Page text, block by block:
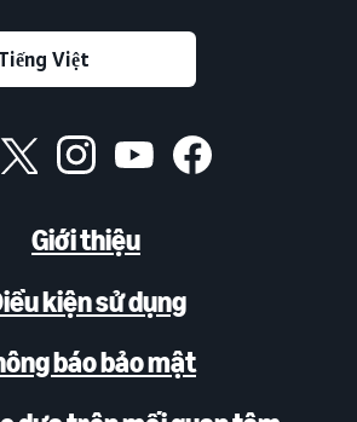
Giới thiệu
kiện sử dụng
báo bảo mật